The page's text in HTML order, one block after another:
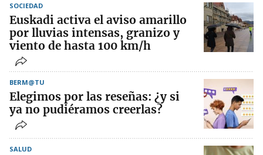
SOCIEDAD
Euskadi activa el aviso amarillo
por lluvias intensas, granizo y
viento de hasta 100 km/h
BERM@TU
Elegimos por las reseñas: ¿y si
ya no pudiéramos creerlas?
SALUD